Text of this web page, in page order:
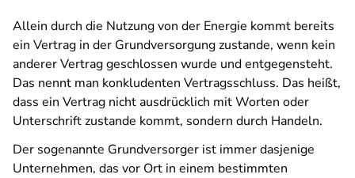
Allein durch die Nutzung von der Energie kommt bereits
ein Vertrag in der Grundversorgung zustande, wenn kein
anderer Vertrag geschlossen wurde und entgegensteht.
Das nennt man konkludenten Vertragsschluss. Das heißt,
dass ein Vertrag nicht ausdrücklich mit Worten oder
Unterschrift zustande kommt, sondern durch Handeln.
Der sogenannte Grundversorger ist immer dasjenige
Unternehmen, das vor Ort in einem bestimmten